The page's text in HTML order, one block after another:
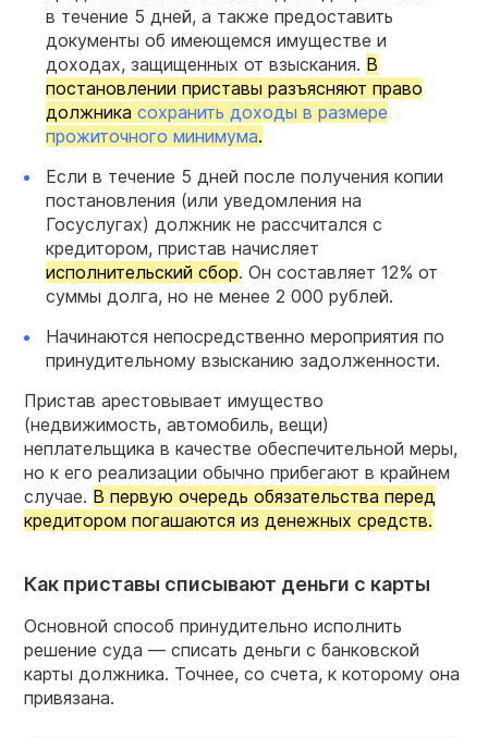
в течение 5 дней, а также предоставить
документы об имеющемся имуществе и
доходах, защищенных от взыскания. В
постановлении приставы разъясняют право
должника сохранить доходы в размере
прожиточного минимума.
Если в течение 5 дней после получения копии
постановления (или уведомления на
Госуслугах) должник не рассчитался с
кредитором, пристав начисляет
исполнительский сбор. Он составляет 12% от
суммы долга, но не менее 2 000 рублей.
Начинаются непосредственно мероприятия по
принудительному взысканию задолженности.
Пристав арестовывает имущество
(недвижимость, автомобиль, вещи)
неплательщика в качестве обеспечительной меры,
но к его реализации обычно прибегают в крайнем
случае. В первую очередь обязательства перед
кредитором погашаются из денежных средств.
Как приставы списывают деньги с карты
Основной способ принудительно исполнить
решение суда — списать деньги с банковской
карты должника. Точнее, со счета, к которому она
привязана.